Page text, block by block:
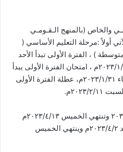
والخاص (بالمنهج الـقـومـي
أولاً :مرحلة التعليم الأساسي (
) ، الفترة الأولى تبدأ الأحد
٢٠٢٢/١٠/٢م وتنتهي الثلاثاء ۲۰۲۳/۱/۳۱م ، امتحان الفترة الأولى يبدأ
الأحد ۲۰۲۳/١/١٥م ينتهي الأربعاء ۲۰۲۳/١/۳۱م، عطلة الفترة الأولى
الفترة الثانية تبدأ الأحد ۲۰۳۳/۲/۱٢ وتنتهي الخميس ٢٠٢٣/٤/١٣م
،يبدأ امتحان الفترة الثانية الأحد ٢٠٢٣/٤/٢م وينتهي الخميس